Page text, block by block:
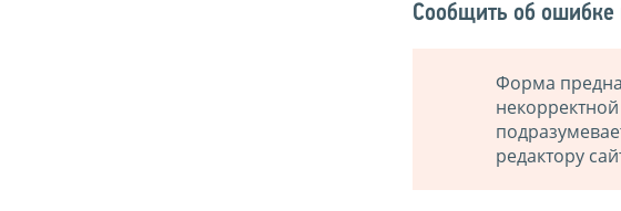
Сообщить об ошибке
Форма
редактору